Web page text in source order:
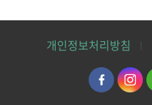
개인정보처리방침